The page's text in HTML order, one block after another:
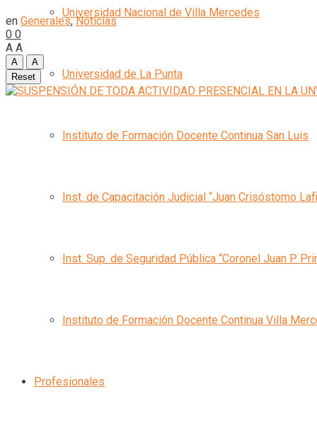
Universidad Nacional de Villa Mercedes
Universidad de La Punta
Instituto de Formación Docente Continua San Luis
Inst. de Capacitación Judicial “Juan Crisóstomo
Inst. Sup. de Seguridad Pública “Coronel Juan P.
Instituto de Formación Docente Continua Villa
Profesionales
en Generales,Noticias
0 0
A A
A
A
Reset